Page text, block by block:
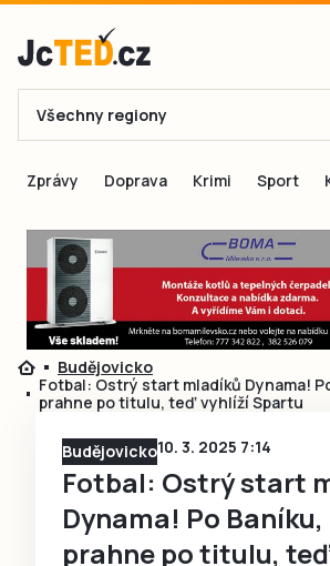
E-mail
Přihlásit se
Přihlásit se přes
Ještě nemám účet, chci se
Všechny regiony
Zprávy Doprava Krimi Sport
Budějovicko
Fotbal: Ostrý start mladíků Dynama!
prahne po titulu, teď vyhlíží Spartu
Budějovicko10. 3. 2025 7:14
Fotbal: Ostrý start
Dynama! Po
prahne po titulu,